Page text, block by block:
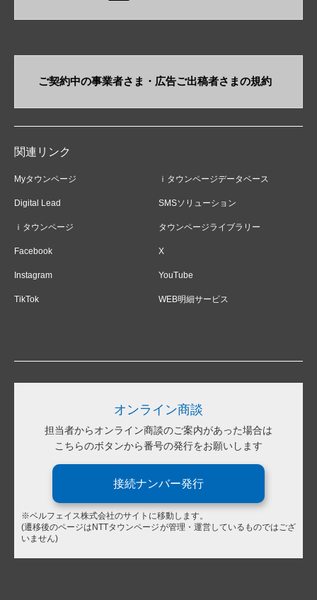
ご契約中の事業者さま・​広告ご出稿者さまの規約
関連リンク
Myタウンページ ｉタウンページデータベース
Digital Lead SMSソリューション
ｉタウンページ タウンページライブラリー
Facebook X
Instagram YouTube
TikTok WEB明細サービス
オンライン商談
担当者からオンライン商談のご案内があった場合は
こちらのボタンから番号の発行をお願いします
接続ナンバー発行
※ベルフェイス株式会社のサイトに移動します。
(遷移後のページはNTTタウンページが管理・運営しているものではござ
いません)